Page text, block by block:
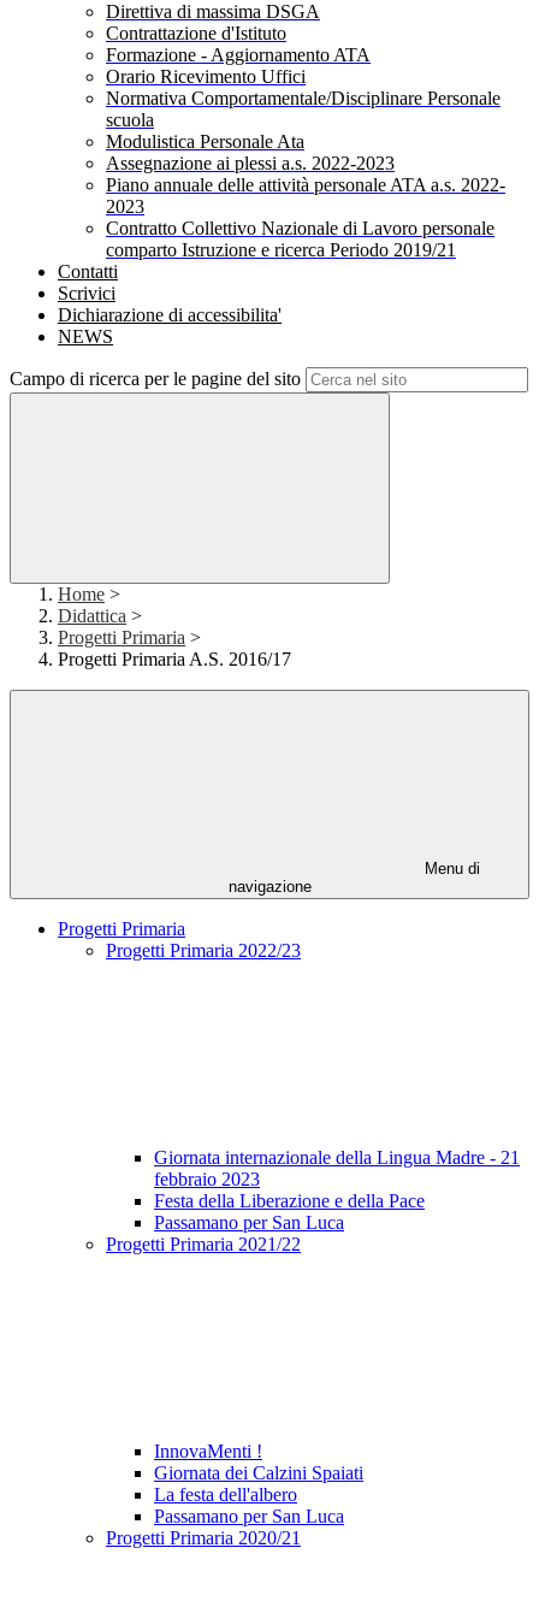
Direttiva di massima DSGA
Contrattazione d'Istituto
Formazione - Aggiornamento ATA
Orario Ricevimento Uffici
Normativa Comportamentale/Disciplinare Personale
scuola
Modulistica Personale Ata
Assegnazione ai plessi a.s. 2022-2023
Piano annuale delle attività personale ATA a.s. 2022-
2023
Contratto Collettivo Nazionale di Lavoro personale
comparto Istruzione e ricerca Periodo 2019/21
Contatti
Scrivici
Dichiarazione di accessibilita'
NEWS
Campo di ricerca per le pagine del sito
Home >
Didattica >
Progetti Primaria >
Progetti Primaria A.S. 2016/17
Menu di
navigazione
Progetti Primaria
Progetti Primaria 2022/23
Giornata internazionale della Lingua Madre - 21
febbraio 2023
Festa della Liberazione e della Pace
Passamano per San Luca
Progetti Primaria 2021/22
InnovaMenti !
Giornata dei Calzini Spaiati
La festa dell'albero
Passamano per San Luca
Progetti Primaria 2020/21